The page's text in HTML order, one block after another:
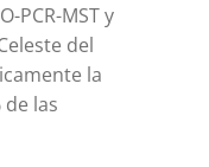
PCR-MST y
del
la
las